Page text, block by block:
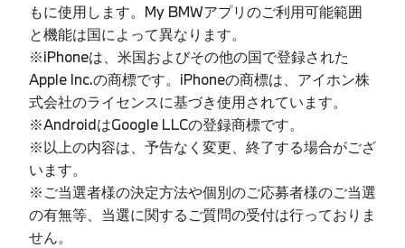
もに使用します。My BMWアプリのご利用可能範囲
と機能は国によって異なります。
※iPhoneは、米国およびその他の国で登録された
Apple Inc.の商標です。iPhoneの商標は、アイホン株
式会社のライセンスに基づき使用されています。
※AndroidはGoogle LLCの登録商標です。
※以上の内容は、予告なく変更、終了する場合がござ
います。
※ご当選者様の決定方法や個別のご応募者様のご当選
の有無等、当選に関するご質問の受付は行っておりま
せん。